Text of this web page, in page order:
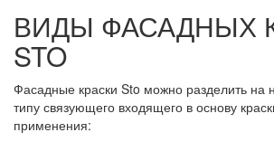
ВИДЫ ФАСАДНЫХ
STO
Фасадные краски Sto можно разделить на
типу связующего входящего в основу
применения: